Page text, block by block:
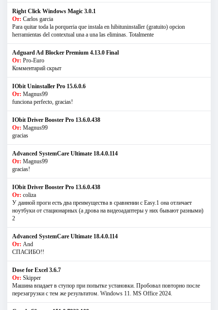
Right Click Windows Magic 3.0.1
От: Carlos garcia
Para quitar toda la porqueria que instala en hibituninstaller (gratuito) opcion
herramientas del contextual una a una las eliminas. Totalmente
Adguard Ad Blocker Premium 4.13.0 Final
От: Pro-Euro
Комментарий скрыт
IObit Uninstaller Pro 15.6.0.6
От: Magnus99
funciona perfecto, gracias!
IObit Driver Booster Pro 13.6.0.438
От: Magnus99
gracias
Advanced SystemCare Ultimate 18.4.0.114
От: Magnus99
gracias!
IObit Driver Booster Pro 13.6.0.438
От: coliza
У данной проги есть два преимущества в сравнении с Easy.1 она отличает
ноутбуки от стационарных (а дрова на видеоадаптеры у них бывают разными)
2
Advanced SystemCare Ultimate 18.4.0.114
От: And
СПАСИБО!!
Dose for Excel 3.6.7
От: Skipper
Машина впадает в ступор при попытке установки. Пробовал повторно после
перезагрузки с тем же результатом. Windows 11. MS Offiсe 2024.